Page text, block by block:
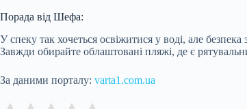
Порада від Шефа:
У спеку так хочеться освіжитися у воді, але
Завжди обирайте облаштовані пляжі, де є
За даними порталу: varta1.com.ua